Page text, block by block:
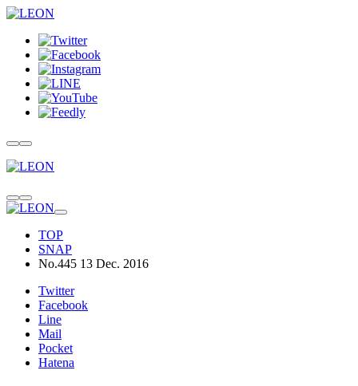
TOP
SNAP
No.445 13 Dec. 2016
Twitter
Facebook
Line
Mail
Pocket
Hatena